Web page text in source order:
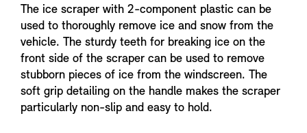
The ice scraper with 2-component plastic can be
used to thoroughly remove ice and snow from the
vehicle. The sturdy teeth for breaking ice on the
front side of the scraper can be used to remove
stubborn pieces of ice from the windscreen. The
soft grip detailing on the handle makes the scraper
particularly non-slip and easy to hold.